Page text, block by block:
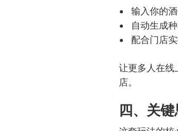
输入你的
自动生成
配合门店
让更多人在线
店。
四、关